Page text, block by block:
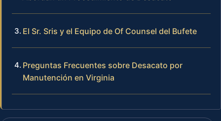
El Sr. Sris y el Equipo de Of Counsel del Bufete
Preguntas Frecuentes sobre Desacato por
Manutención en Virginia